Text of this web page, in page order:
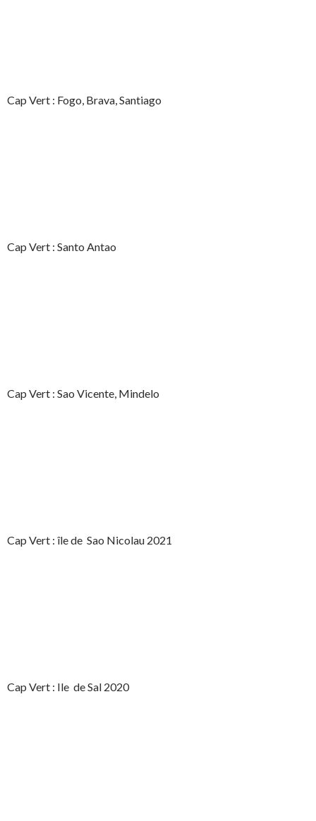
Cap Vert : Fogo, Brava, Santiago
Cap Vert : Santo Antao
Cap Vert : Sao Vicente, Mindelo
Cap Vert : île de Sao Nicolau 2021
Cap Vert : Ile de Sal 2020